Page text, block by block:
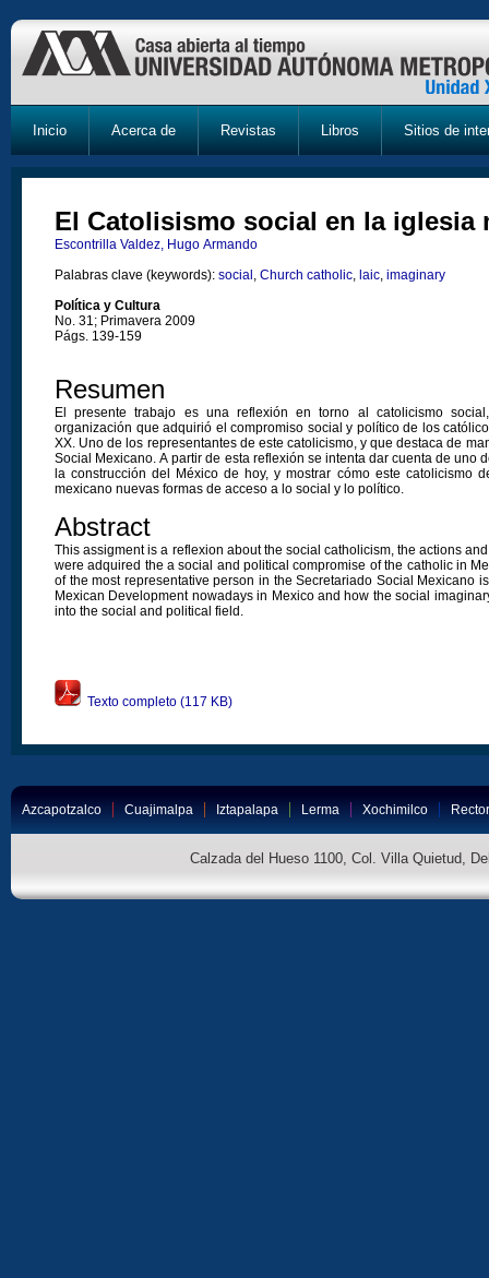
Inicio Acerca de Revistas Libros Sitios de
El Catolisismo social en la iglesia
Escontrilla Valdez, Hugo Armando
Palabras clave (keywords): social Church catholic laic imaginary
Política y Cultura
No. 31; Primavera 2009
Págs. 139-159
Resumen
El presente trabajo es una reflexión en torno al catolicismo
organización que adquirió el compromiso social y político de los
XX. Uno de los representantes de este catolicismo, y que destaca de
Social Mexicano. A partir de esta reflexión se intenta dar cuenta de uno
la construcción del México de hoy, y mostrar cómo este catolicismo
mexicano nuevas formas de acceso a lo social y lo político.
Abstract
This assigment is a reflexion about the social catholicism, the actions
were adquired the a social and political compromise of the catholic in
of the most representative person in the Secretariado Social Mexicano
Mexican Development nowadays in Mexico and how the social
into the social and political field.
Texto completo (117 KB)
Azcapotzalco Cuajimalpa Iztapalapa Lerma Xochimilco
Calzada del Hueso 1100, Col. Villa Quietud,